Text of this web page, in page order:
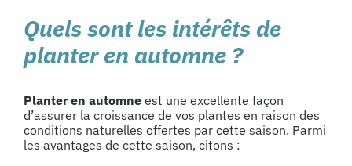
Quels sont les intérêts de
planter en automne ?
Planter en automne est une excellente façon
d’assurer la croissance de vos plantes en raison des
conditions naturelles offertes par cette saison. Parmi
les avantages de cette saison, citons :